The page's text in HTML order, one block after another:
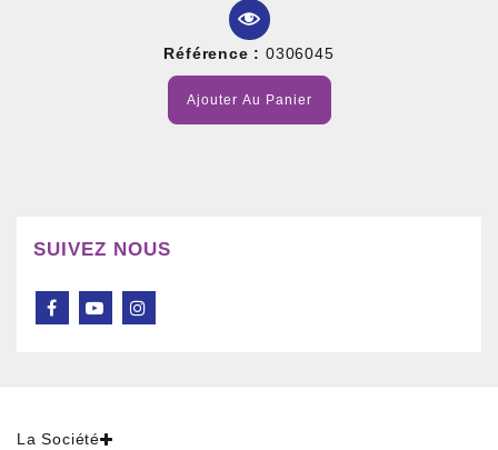
Référence : 0306045
Ajouter Au Panier
SUIVEZ NOUS
La Société